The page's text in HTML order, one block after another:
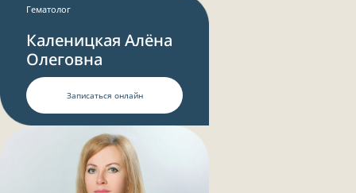
Гематолог
Каленицкая Алёна
Олеговна
Записаться онлайн